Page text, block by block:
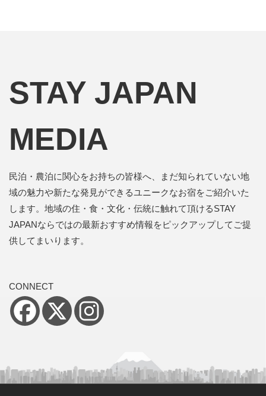
STAY JAPAN
MEDIA
民泊・農泊に関心をお持ちの皆様へ、まだ知られていない地
域の魅力や新たな発見ができるユニークなお宿をご紹介いた
します。地域の住・食・文化・伝統に触れて頂けるSTAY
JAPANならではの最新おすすめ情報をピックアップしてご提
供してまいります。
CONNECT